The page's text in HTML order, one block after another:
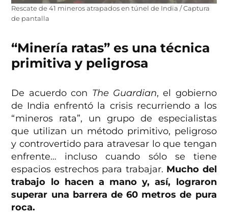
Rescate de 41 mineros atrapados en túnel de India / Captura
de pantalla
“Minería ratas” es una técnica
primitiva y peligrosa
De acuerdo con The Guardian, el gobierno
de India enfrentó la crisis recurriendo a los
“mineros rata”, un grupo de especialistas
que utilizan un método primitivo, peligroso
y controvertido para atravesar lo que tengan
enfrente… incluso cuando sólo se tiene
espacios estrechos para trabajar. Mucho del
trabajo lo hacen a mano y, así, lograron
superar una barrera de 60 metros de pura
roca.